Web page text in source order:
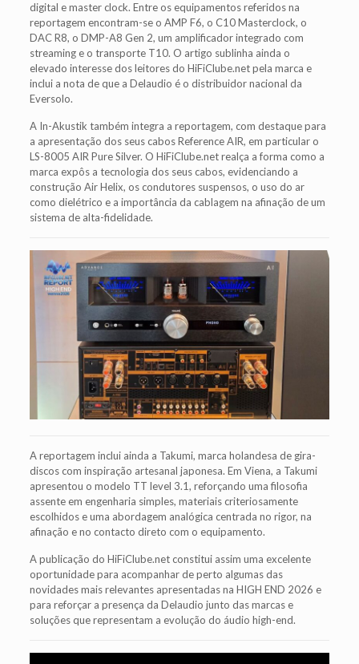
digital e master clock. Entre os equipamentos referidos na
reportagem encontram-se o AMP F6, o C10 Masterclock, o
DAC R8, o DMP-A8 Gen 2, um amplificador integrado com
streaming e o transporte T10. O artigo sublinha ainda o
elevado interesse dos leitores do HiFiClube.net pela marca e
inclui a nota de que a Delaudio é o distribuidor nacional da
Eversolo.
A In-Akustik também integra a reportagem, com destaque para
a apresentação dos seus cabos Reference AIR, em particular o
LS-8005 AIR Pure Silver. O HiFiClube.net realça a forma como a
marca expôs a tecnologia dos seus cabos, evidenciando a
construção Air Helix, os condutores suspensos, o uso do ar
como dielétrico e a importância da cablagem na afinação de um
sistema de alta-fidelidade.
A reportagem inclui ainda a Takumi, marca holandesa de gira-
discos com inspiração artesanal japonesa. Em Viena, a Takumi
apresentou o modelo TT level 3.1, reforçando uma filosofia
assente em engenharia simples, materiais criteriosamente
escolhidos e uma abordagem analógica centrada no rigor, na
afinação e no contacto direto com o equipamento.
A publicação do HiFiClube.net constitui assim uma excelente
oportunidade para acompanhar de perto algumas das
novidades mais relevantes apresentadas na HIGH END 2026 e
para reforçar a presença da Delaudio junto das marcas e
soluções que representam a evolução do áudio high-end.